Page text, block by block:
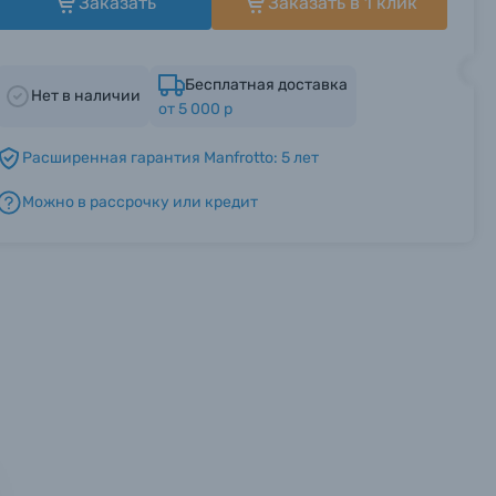
Нет в наличии
Бесплатная доставка
от 5 000 р
Расширенная гарантия Manfrotto: 5 лет
Можно в рассрочку или кредит